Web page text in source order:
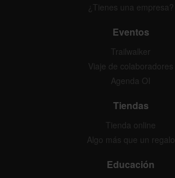
¿Tienes una empresa?
Eventos
Trailwalker
Viaje de colaboradores
Agenda OI
Tiendas
Tienda online
Algo más que un regalo
Educación